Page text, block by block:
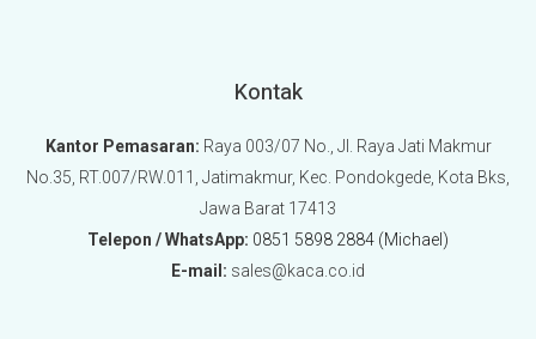
Kontak
Kantor Pemasaran: Raya 003/07 No., Jl. Raya Jati Makmur
No.35, RT.007/RW.011, Jatimakmur, Kec. Pondokgede, Kota Bks,
Jawa Barat 17413
Telepon / WhatsApp: 0851 5898 2884 (Michael)
E-mail: sales@kaca.co.id